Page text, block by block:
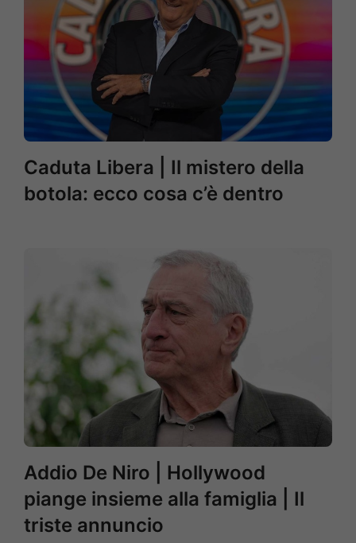
Caduta Libera | Il mistero della
botola: ecco cosa c’è dentro
Addio De Niro | Hollywood
piange insieme alla famiglia | Il
triste annuncio